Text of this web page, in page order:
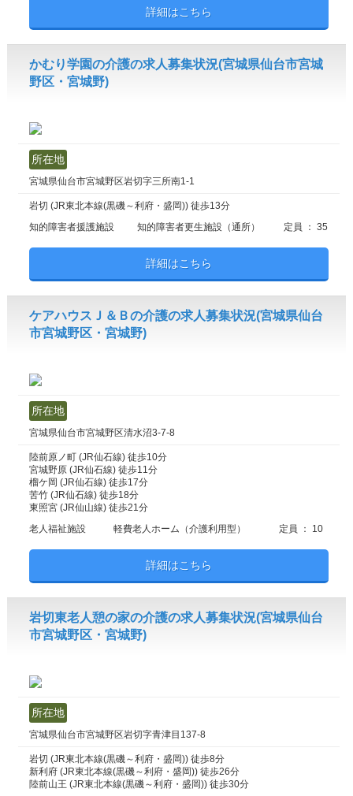
詳細はこちら
かむり学園の介護の求人募集状況(宮城県仙台市宮城
野区・宮城野)
所在地
宮城県仙台市宮城野区岩切字三所南1-1
岩切 (JR東北本線(黒磯～利府・盛岡)) 徒歩13分
知的障害者援護施設
知的障害者更生施設（通所） 定員 ： 35
詳細はこちら
ケアハウスＪ＆Ｂの介護の求人募集状況(宮城県仙台
市宮城野区・宮城野)
所在地
宮城県仙台市宮城野区清水沼3-7-8
陸前原ノ町 (JR仙石線) 徒歩10分
宮城野原 (JR仙石線) 徒歩11分
榴ケ岡 (JR仙石線) 徒歩17分
苦竹 (JR仙石線) 徒歩18分
東照宮 (JR仙山線) 徒歩21分
老人福祉施設
軽費老人ホーム（介護利用型） 定員 ： 10
詳細はこちら
岩切東老人憩の家の介護の求人募集状況(宮城県仙台
市宮城野区・宮城野)
所在地
宮城県仙台市宮城野区岩切字青津目137-8
岩切 (JR東北本線(黒磯～利府・盛岡)) 徒歩8分
新利府 (JR東北本線(黒磯～利府・盛岡)) 徒歩26分
陸前山王 (JR東北本線(黒磯～利府・盛岡)) 徒歩30分